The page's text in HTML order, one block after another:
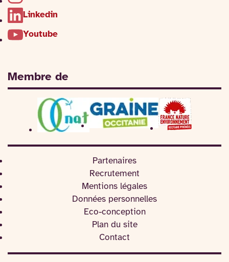
Linkedin
Youtube
Membre de
Partenaires
Recrutement
Mentions légales
Données personnelles
Eco-conception
Plan du site
Contact